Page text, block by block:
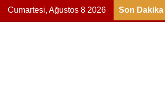
Cumartesi, Ağustos 8 2026 Son